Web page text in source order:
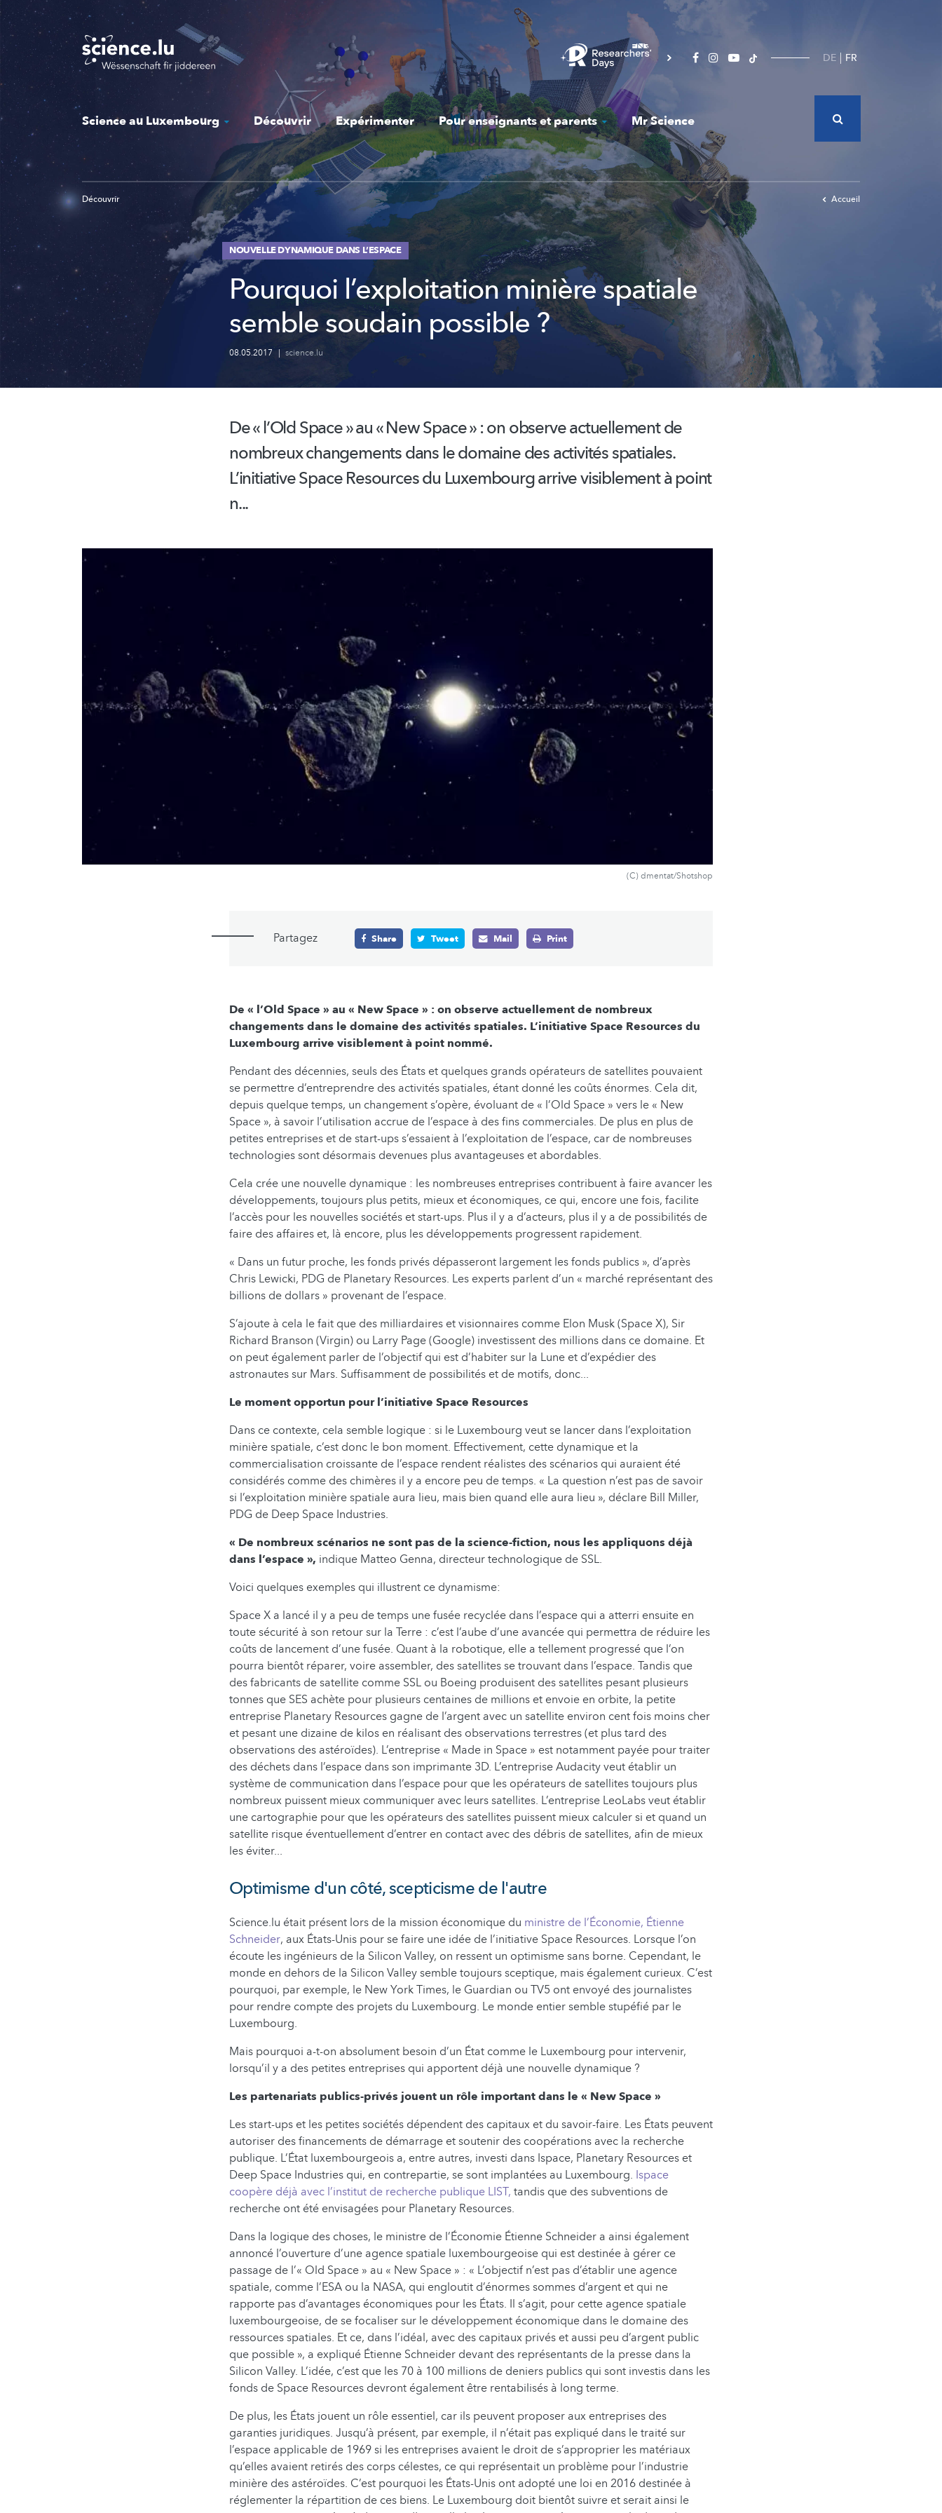
Skip
to
main
content
DE FR
Science au Luxembourg Découvrir Expérimenter Pour enseignants et parents Mr Science
Découvrir Accueil
NOUVELLE DYNAMIQUE DANS L’ESPACE
Pourquoi l’exploitation minière spatiale
semble soudain possible ?
08.05.2017 | science.lu
De « l’Old Space » au « New Space » : on observe actuellement de
nombreux changements dans le domaine des activités spatiales.
L’initiativeSpace Resources du Luxembourg arrive visiblement à point
n...
(C) dmentat/Shotshop
Partagez Share Tweet Mail Print
De « l’Old Space » au « New Space » : on observe actuellement de nombreux
changements dans le domaine des activités spatiales. L’initiative Space Resources du
Luxembourg arrive visiblement à point nommé.
Pendant des décennies, seuls des États et quelques grands opérateurs de satellites pouvaient
se permettre d’entreprendre des activités spatiales, étant donné les coûts énormes. Cela dit,
depuis quelque temps, un changement s’opère, évoluant de « l’Old Space » vers le « New
Space », à savoir l’utilisation accrue de l’espace à des fins commerciales. De plus en plus de
petites entreprises et de start-ups s’essaient à l’exploitation de l’espace, car de nombreuses
technologies sont désormais devenues plus avantageuses et abordables.
Cela crée une nouvelle dynamique : les nombreuses entreprises contribuent à faire avancer les
développements, toujours plus petits, mieux et économiques, ce qui, encore une fois, facilite
l’accès pour les nouvelles sociétés et start-ups. Plus il y a d’acteurs, plus il y a de possibilités de
faire des affaires et, là encore, plus les développements progressent rapidement.
« Dans un futur proche, les fonds privés dépasseront largement les fonds publics », d’après
Chris Lewicki, PDG de Planetary Resources. Les experts parlent d’un « marché représentant des
billions de dollars » provenant de l’espace.
S’ajoute à cela le fait que des milliardaires et visionnaires comme Elon Musk (Space X), Sir
Richard Branson (Virgin) ou Larry Page (Google) investissent des millions dans ce domaine. Et
on peut également parler de l’objectif qui est d’habiter sur la Lune et d’expédier des
astronautes sur Mars. Suffisamment de possibilités et de motifs, donc...
Le moment opportun pour l’initiative Space Resources
Dans ce contexte, cela semble logique : si le Luxembourg veut se lancer dans l’exploitation
minière spatiale, c’est donc le bon moment. Effectivement, cette dynamique et la
commercialisation croissante de l’espace rendent réalistes des scénarios qui auraient été
considérés comme des chimères il y a encore peu de temps. « La question n’est pas de savoir
si l’exploitation minière spatiale aura lieu, mais bien quand elle aura lieu », déclare Bill Miller,
PDG de Deep Space Industries.
« De nombreux scénarios ne sont pas de la science-fiction, nous les appliquons déjà
dans l’espace », indique Matteo Genna, directeur technologique de SSL.
Voici quelques exemples qui illustrent ce dynamisme:
Space X a lancé il y a peu de temps une fusée recyclée dans l’espace qui a atterri ensuite en
toute sécurité à son retour sur la Terre : c’est l’aube d’une avancée qui permettra de réduire les
coûts de lancement d’une fusée. Quant à la robotique, elle a tellement progressé que l’on
pourra bientôt réparer, voire assembler, des satellites se trouvant dans l’espace. Tandis que
des fabricants de satellite comme SSL ou Boeing produisent des satellites pesant plusieurs
tonnes que SES achète pour plusieurs centaines de millions et envoie en orbite, la petite
entreprise Planetary Resources gagne de l’argent avec un satellite environ cent fois moins cher
et pesant une dizaine de kilos en réalisant des observations terrestres (et plus tard des
observations des astéroïdes). L’entreprise « Made in Space » est notamment payée pour traiter
des déchets dans l’espace dans son imprimante 3D. L’entreprise Audacity veut établir un
système de communication dans l’espace pour que les opérateurs de satellites toujours plus
nombreux puissent mieux communiquer avec leurs satellites. L’entreprise LeoLabs veut établir
une cartographie pour que les opérateurs des satellites puissent mieux calculer si et quand un
satellite risque éventuellement d’entrer en contact avec des débris de satellites, afin de mieux
les éviter...
Optimisme d'un côté, scepticisme de l'autre
Science.lu était présent lors de la mission économique du ministre de l’Économie, Étienne
Schneider, aux États-Unis pour se faire une idée de l’initiative Space Resources. Lorsque l’on
écoute les ingénieurs de la Silicon Valley, on ressent un optimisme sans borne. Cependant, le
monde en dehors de la Silicon Valley semble toujours sceptique, mais également curieux. C’est
pourquoi, par exemple, le New York Times, le Guardian ou TV5 ont envoyé des journalistes
pour rendre compte des projets du Luxembourg. Le monde entier semble stupéfié par le
Luxembourg.
Mais pourquoi a-t-on absolument besoin d’un État comme le Luxembourg pour intervenir,
lorsqu’il y a des petites entreprises qui apportent déjà une nouvelle dynamique ?
Les partenariats publics-privés jouent un rôle important dans le « New Space »
Les start-ups et les petites sociétés dépendent des capitaux et du savoir-faire. Les États peuvent
autoriser des financements de démarrage et soutenir des coopérations avec la recherche
publique. L’État luxembourgeois a, entre autres, investi dans Ispace, Planetary Resources et
Deep Space Industries qui, en contrepartie, se sont implantées au Luxembourg. Ispace
coopère déjà avec l’institut de recherche publique LIST, tandis que des subventions de
recherche ont été envisagées pour Planetary Resources.
Dans la logique des choses, le ministre de l’Économie Étienne Schneider a ainsi également
annoncé l’ouverture d’une agence spatiale luxembourgeoise qui est destinée à gérer ce
passage de l’« Old Space » au « New Space » : « L’objectif n’est pas d’établir une agence
spatiale, comme l’ESA ou la NASA, qui engloutit d’énormes sommes d’argent et qui ne
rapporte pas d’avantages économiques pour les États. Il s’agit, pour cette agence spatiale
luxembourgeoise, de se focaliser sur le développement économique dans le domaine des
ressources spatiales. Et ce, dans l’idéal, avec des capitaux privés et aussi peu d’argent public
que possible », a expliqué Étienne Schneider devant des représentants de la presse dans la
Silicon Valley. L’idée, c’est que les 70 à 100 millions de deniers publics qui sont investis dans les
fonds de Space Resources devront également être rentabilisés à long terme.
De plus, les États jouent un rôle essentiel, car ils peuvent proposer aux entreprises des
garanties juridiques. Jusqu’à présent, par exemple, il n’était pas expliqué dans le traité sur
l’espace applicable de 1969 si les entreprises avaient le droit de s’approprier les matériaux
qu’elles avaient retirés des corps célestes, ce qui représentait un problème pour l’industrie
minière des astéroïdes. C’est pourquoi les États-Unis ont adopté une loi en 2016 destinée à
réglementer la répartition de ces biens. Le Luxembourg doit bientôt suivre et serait ainsi le